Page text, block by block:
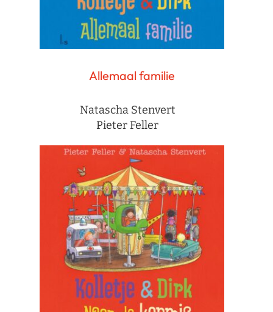
Allemaal familie
Natascha Stenvert
Pieter Feller